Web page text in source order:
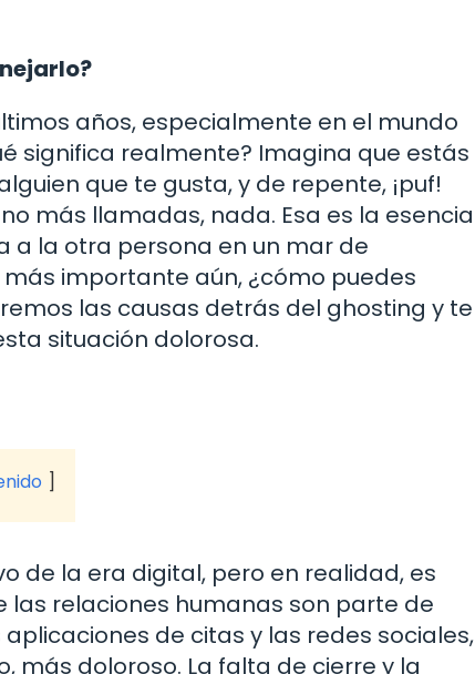
años, especialmente en el mundo
significa realmente? Imagina que estás
que te gusta, y de repente, ¡puf!
más llamadas, nada. Esa es la esencia
a la otra persona en un mar de
más importante aún, ¿cómo puedes
las causas detrás del ghosting y te
situación dolorosa.
de la era digital, pero en realidad, es
las relaciones humanas son parte de
de citas y las redes sociales,
más doloroso. La falta de cierre y la